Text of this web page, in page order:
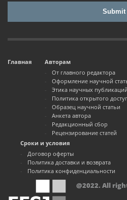
Главная
Авторам
От главного редактора
Оформление научной
Этика научных публикаций
Политика открытого
Образец научной статьи
Анкета автора
Редакционный сбор
Рецензирование статей
Сроки и условия
Договор оферты
Политика доставки и возврата
Политика конфиденциальности
@2022. All